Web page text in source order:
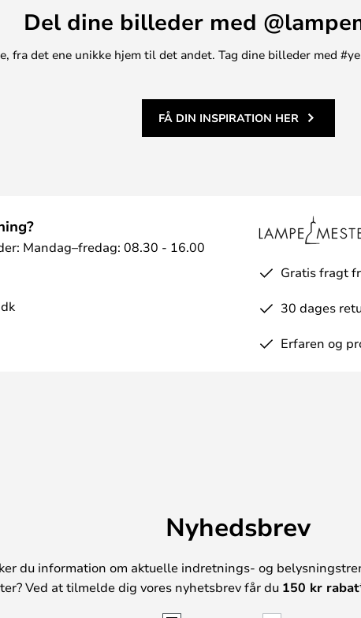
Del dine billeder med
fra det ene unikke hjem til det andet. Tag dine billeder med
FÅ DIN INSPIRATION HER
Mandag–fredag: 08.30 - 16.00
Gratis fragt
30 dages
Erfaren og
Nyhedsbrev
du information om aktuelle indretnings- og
Ved at tilmelde dig vores nyhetsbrev får du 150 kr